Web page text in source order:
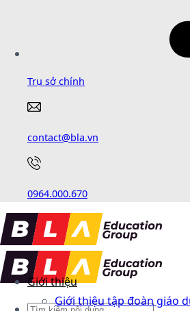
Trụ sở chính
contact@bla.vn
0964.000.670
Giới thiệu
Giới thiệu tập đoàn giáo